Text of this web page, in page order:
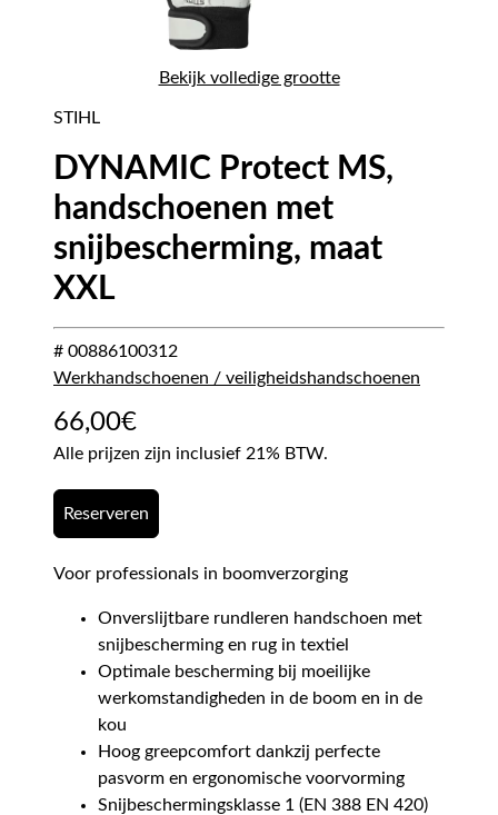
Bekijk volledige grootte
STIHL
DYNAMIC Protect MS,
handschoenen met
snijbescherming, maat
XXL
# 00886100312
Werkhandschoenen / veiligheidshandschoenen
66,00€
Alle prijzen zijn inclusief 21% BTW.
Reserveren
Voor professionals in boomverzorging
Onverslijtbare rundleren handschoen met
snijbescherming en rug in textiel
Optimale bescherming bij moeilijke
werkomstandigheden in de boom en in de
kou
Hoog greepcomfort dankzij perfecte
pasvorm en ergonomische voorvorming
Snijbeschermingsklasse 1 (EN 388 EN 420)